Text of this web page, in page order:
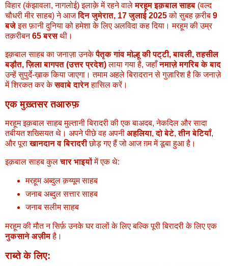
विहार (कंझावला, नागलोई) इलाक़े में रहने वालेमरहूम इक़बाल साहब (वल्द
चौधरी मीर साहब) ने आजदिन जुमेरात, 17 जुलाई 2025को सुबह क़रीब 9
बजेइस फ़ानी दुनिया को हमेशा के लिए अलविदा कह दिया। मरहूम की उम्र
तक़रीबन65 बरसथी।
इक़बाल साहब का जनाज़ा उनकेपैतृक गांव मोल्हू की पट्टी, बावली, तहसील
बड़ौत, ज़िला बागपत (उत्तर प्रदेश)लाया गया है, जहाँनमाज़े मगरिब के बाद
उन्हें सुपुर्दे-ख़ाक किया जाएगा। तमाम अहले बिरादरान से गुज़ारिश है कि जनाज़े
में शिरकत कर केसवाबे दारेनहासिल करें।
एक मुख़्तसर तआरुफ़
मरहूम इक़बाल साहब मुल्तानी बिरादरी की एक बाअदब, नेकदिल और सादा
तबीयत शख्सियत थे। अपने पीछे वह अपनी अहलिया,दो बेटे,तीन बेटियाँ,
और पूराखानदान व बिरादरीछोड़ गए हैं जो आज ग़म में डूबा हुआ है।
इक़बाल साहब कुलचार भाइयोंमें एक थे:
मरहूम अब्दुल क़य्यूम साहब
जनाब अब्दुल सत्तार साहब
जनाब सलीम साहब
मरहूम की मौत न सिर्फ़ उनके घर वालों के लिए बल्कि पूरी बिरादरी के लिए एक
नुकसाने अज़ीमहै।
राब्ते के लिए: